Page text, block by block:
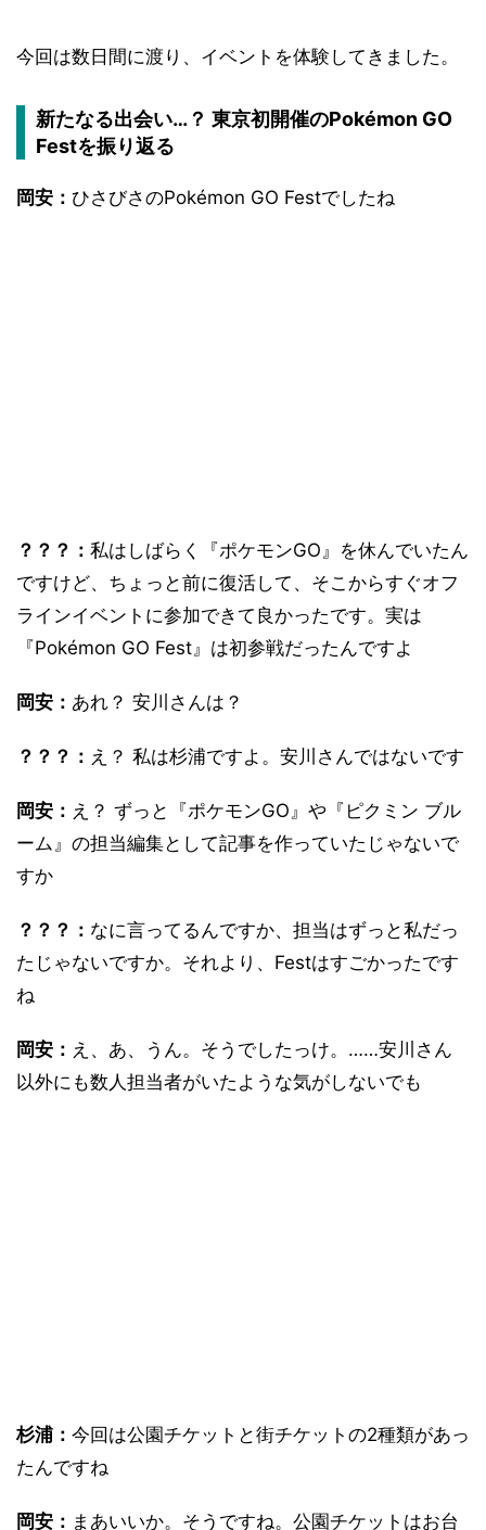
今回は数日間に渡り、イベントを体験してきました。
新たなる出会い…？ 東京初開催のPokémon GO
Festを振り返る
岡安： ひさびさのPokémon GO Festでしたね
？？？： 私はしばらく『ポケモンGO』を休んでいたん
ですけど、ちょっと前に復活して、そこからすぐオフ
ラインイベントに参加できて良かったです。実は
『Pokémon GO Fest』は初参戦だったんですよ
岡安： あれ？ 安川さんは？
？？？： え？ 私は杉浦ですよ。安川さんではないです
岡安： え？ ずっと『ポケモンGO』や『ピクミン ブル
ーム』の担当編集として記事を作っていたじゃないで
すか
？？？： なに言ってるんですか、担当はずっと私だっ
たじゃないですか。それより、Festはすごかったです
ね
岡安： え、あ、うん。そうでしたっけ。……安川さん
以外にも数人担当者がいたような気がしないでも
杉浦： 今回は公園チケットと街チケットの2種類があっ
たんですね
岡安： まあいいか。そうですね。公園チケットはお台